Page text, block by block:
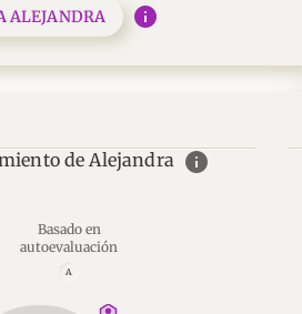
ALEJANDRA info
de Alejandra info
Basado en
autoevaluación
A